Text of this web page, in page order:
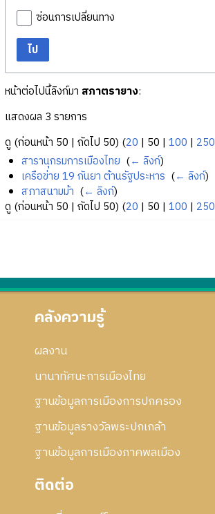
ซ่อนการเปลี่ยนทาง
ไป
หน้าต่อไปนี้ลิงก์มา สภาตรายาง:
แสดงผล 3 รายการ
ดู (ก่อนหน้า 50 | ถัดไป 50) (20 | 50 | 100 | 250
สารานุกรมการเมืองไทย (← ลิงก์)
เครือข่าย 19 กันยา ต้านรัฐประหาร (← ลิงก์)
สภาสนามม้า (← ลิงก์)
ดู (ก่อนหน้า 50 | ถัดไป 50) (20 | 50 | 100 | 250
คลังความรู้
ผลงาน
นานาทัศนะการเมืองไทย
ฐานข้อมูลการเมืองการปกครอง
ฐานข้อมูลรางวัลพระปกเกล้า
ฐานข้อมูลการเมืองภาคพลเมือง
ติดต่อ